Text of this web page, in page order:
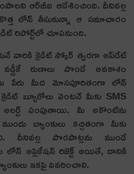
ఆర్‌బీఐ ఆదేశించింది. దీనివల్ల
లోన్ తీసుకున్నా ఆ సమాచారం
రిపోర్ట్‌లో చూప‌నుంది.
వారికి క్రెడిట్ స్కోర్ త్వరగా అప్‌డేట్
వడ్డీకే రుణాలు పొందే అవకాశం
మీ పేరు మీద మోసపూరితంగా లోన్
బ్యూరోలు వెంటనే మీకు SMS
పంపుతాయి. మీ అకౌంట్‌ను
బ్యాంకులు కచ్చితంగా మీకు
పొరపాట్లను ముందే
లోన్ అప్లికేషన్ రిజెక్ట్ అయితే, దానికి
ఇకపై వివరించాలి.